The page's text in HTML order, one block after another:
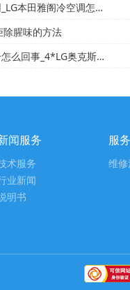
田雅阁冷空调怎么开_2
除腥味的方法
空调打在制冷模式压缩机不启动时什么原...
闻服务
术服务
业新闻
明书
服
维修